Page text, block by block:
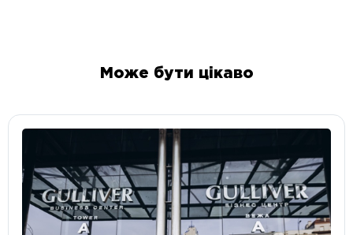
Може бути цікаво